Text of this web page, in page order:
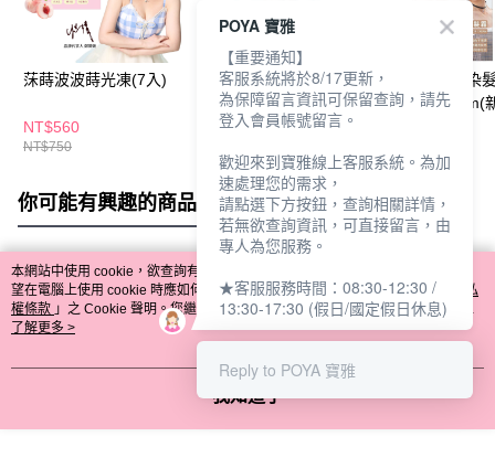
莯蒔波波蒔光凍(7入)
NT$560
NT$750
KOSE光映透爆彈保濕
療癒面膜7枚入(新舊包
裝隨機出貨)
NT$209
美吾髮卡樂芙染
銀河灰棕 50gm(
你可能有興趣的商品 全站排行
熱門標籤
本網站中使用 cookie，欲查詢有關本網站使用 cookie 方式之詳情，及若您不希
望在電腦上使用 cookie 時應如何變更電腦的 cookie 設定，請參閱本網站「
隱私
權條款 」之 Cookie 聲明。您繼續使用本網站即表示您同意本公司得按本網站使
用條款之 Cookie 聲明使用 cookie。
了解更多 >
我知道了
POYA 寶雅
【重要通知】
客服系統將於8/17更新，
為保障留言資訊可保留查詢，請先
登入會員帳號留言。
歡迎來到寶雅線上客服系統。為加
速處理您的需求，
請點選下方按鈕，查詢相關詳情，
若無欲查詢資訊，可直接留言，由
專人為您服務。
★客服服務時間：08:30-12:30 /
13:30-17:30 (假日/國定假日休息)
Reply to POYA 寶雅